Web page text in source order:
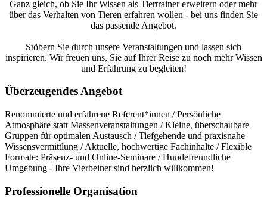
Ganz gleich, ob Sie Ihr Wissen als Tiertrainer erweitern oder mehr
über das Verhalten von Tieren erfahren wollen - bei uns finden Sie
das passende Angebot.
Stöbern Sie durch unsere Veranstaltungen und lassen sich
inspirieren. Wir freuen uns, Sie auf Ihrer Reise zu noch mehr Wissen
und Erfahrung zu begleiten!
Überzeugendes Angebot
Renommierte und erfahrene Referent*innen / Persönliche
Atmosphäre statt Massenveranstaltungen / Kleine, überschaubare
Gruppen für optimalen Austausch / Tiefgehende und praxisnahe
Wissensvermittlung / Aktuelle, hochwertige Fachinhalte / Flexible
Formate: Präsenz- und Online-Seminare / Hundefreundliche
Umgebung - Ihre Vierbeiner sind herzlich willkommen!
Professionelle Organisation